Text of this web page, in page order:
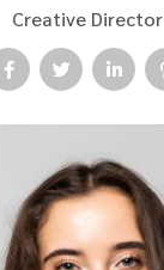
Creative Director